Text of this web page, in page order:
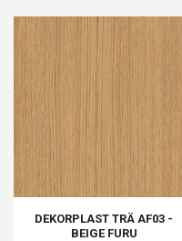
DEKORPLAST TRÄ AF03 -
BEIGE FURU